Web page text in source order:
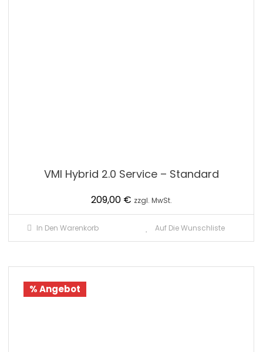
VMI Hybrid 2.0 Service – Standard
209,00 € zzgl. MwSt.
In Den Warenkorb Auf Die Wunschliste
% Angebot